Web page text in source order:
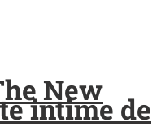
New
intime de